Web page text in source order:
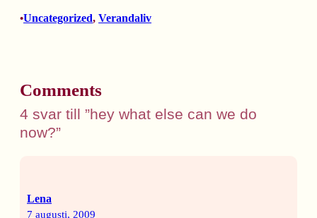
•Uncategorized, Verandaliv
Comments
4 svar till ”hey what else can we do
now?”
Lena
7 augusti, 2009